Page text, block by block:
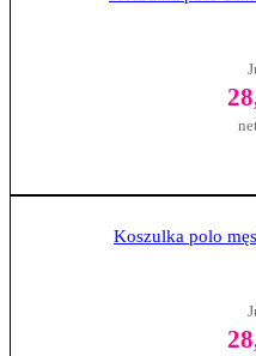
Koszulka polo